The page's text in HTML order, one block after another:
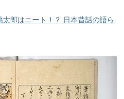
郎はニート！？ 日本昔話の語ら